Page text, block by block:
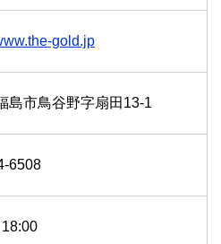
gold.jp
島市鳥谷野字扇田13-1
6508